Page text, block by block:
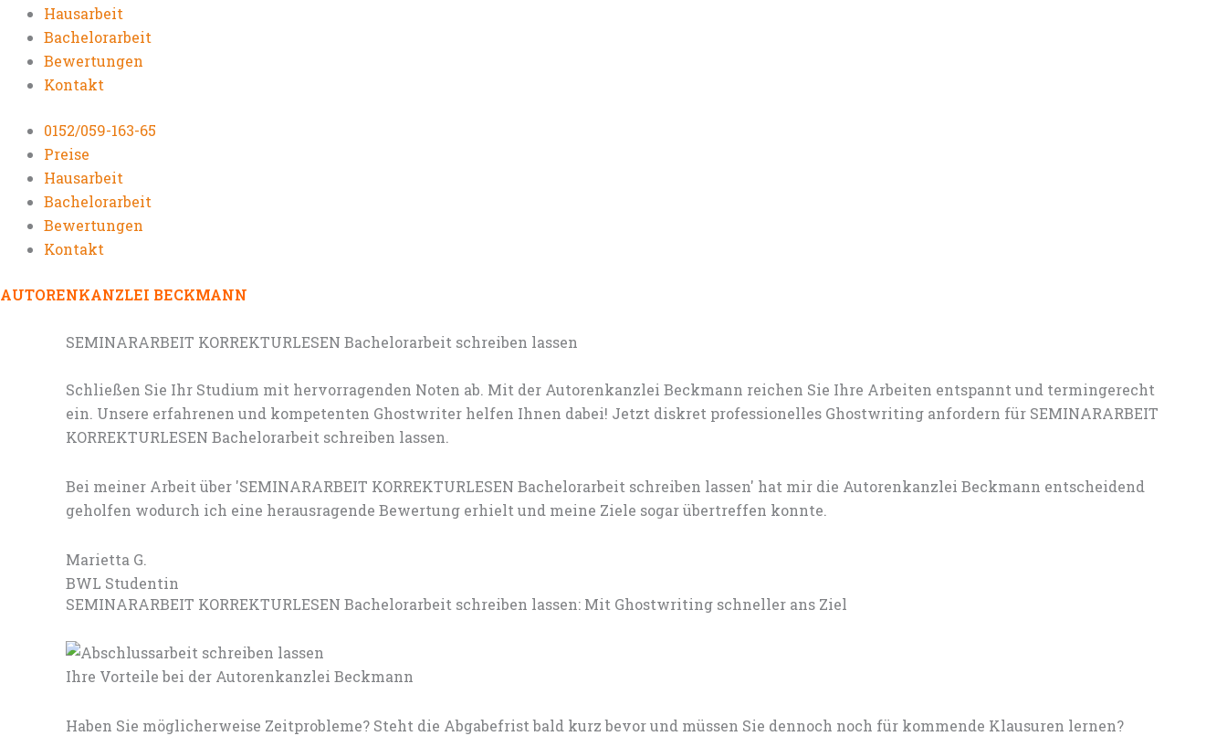
Hausarbeit
Bachelorarbeit
Bewertungen
Kontakt
0152/059-163-65
Preise
Hausarbeit
Bachelorarbeit
Bewertungen
Kontakt
AUTORENKANZLEI BECKMANN
SEMINARARBEIT KORREKTURLESEN Bachelorarbeit schreiben lassen
Schließen Sie Ihr Studium mit hervorragenden Noten ab. Mit der Autorenkanzlei Beckmann reichen Sie Ihre Arbeiten entspannt und termingerecht
ein. Unsere erfahrenen und kompetenten Ghostwriter helfen Ihnen dabei! Jetzt diskret professionelles Ghostwriting anfordern für SEMINARARBEIT
KORREKTURLESEN Bachelorarbeit schreiben lassen.
Bei meiner Arbeit über 'SEMINARARBEIT KORREKTURLESEN Bachelorarbeit schreiben lassen' hat mir die Autorenkanzlei Beckmann entscheidend
geholfen wodurch ich eine herausragende Bewertung erhielt und meine Ziele sogar übertreffen konnte.
Marietta G.
BWL Studentin
SEMINARARBEIT KORREKTURLESEN Bachelorarbeit schreiben lassen: Mit Ghostwriting schneller ans Ziel
Ihre Vorteile bei der Autorenkanzlei Beckmann
Haben Sie möglicherweise Zeitprobleme? Steht die Abgabefrist bald kurz bevor und müssen Sie dennoch noch für kommende Klausuren lernen?